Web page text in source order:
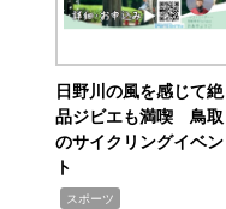
日野川の風を感じて絶
品ジビエも満喫 鳥取
のサイクリングイベン
ト
スポーツ